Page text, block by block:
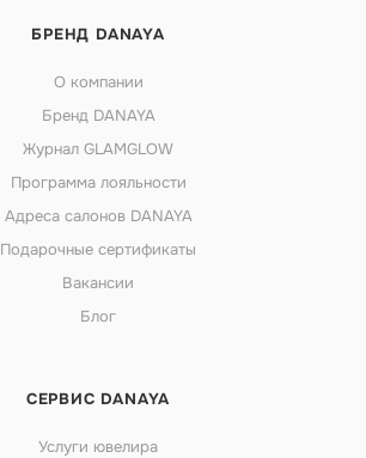
БРЕНД DANAYA
О компании
Бренд DANAYA
Журнал GLAMGLOW
Программа лояльности
Адреса салонов DANAYA
Подарочные сертификаты
Вакансии
Блог
СЕРВИС DANAYA
Услуги ювелира